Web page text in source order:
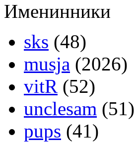
Именинники
sks (48)
musja (2026)
vitR (52)
unclesam (51)
pups (41)